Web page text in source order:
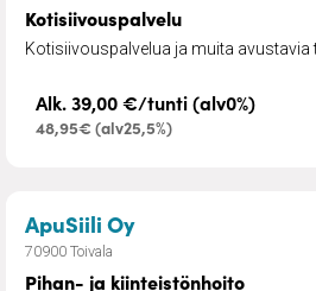
Kotisiivouspalvelu
Kotisiivouspalvelua ja muita avustavia
Alk. 39,00 €/tunti (alv0%)
48,95€ (alv25,5%)
ApuSiili Oy– Pihan- ja
70900 Toivala
Pihan- ja kiinteistönhoito